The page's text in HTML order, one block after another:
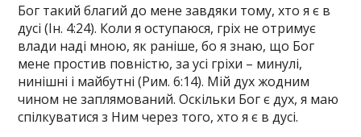
Бог такий благий до мене завдяки тому, хто я є в
дусі (Ін. 4:24). Коли я оступаюся, гріх не отримує
влади наді мною, як раніше, бо я знаю, що Бог
мене простив повністю, за усі гріхи – минулі,
нинішні і майбутні (Рим. 6:14). Мій дух жодним
чином не заплямований. Оскільки Бог є дух, я маю
спілкуватися з Ним через того, хто я є в дусі.